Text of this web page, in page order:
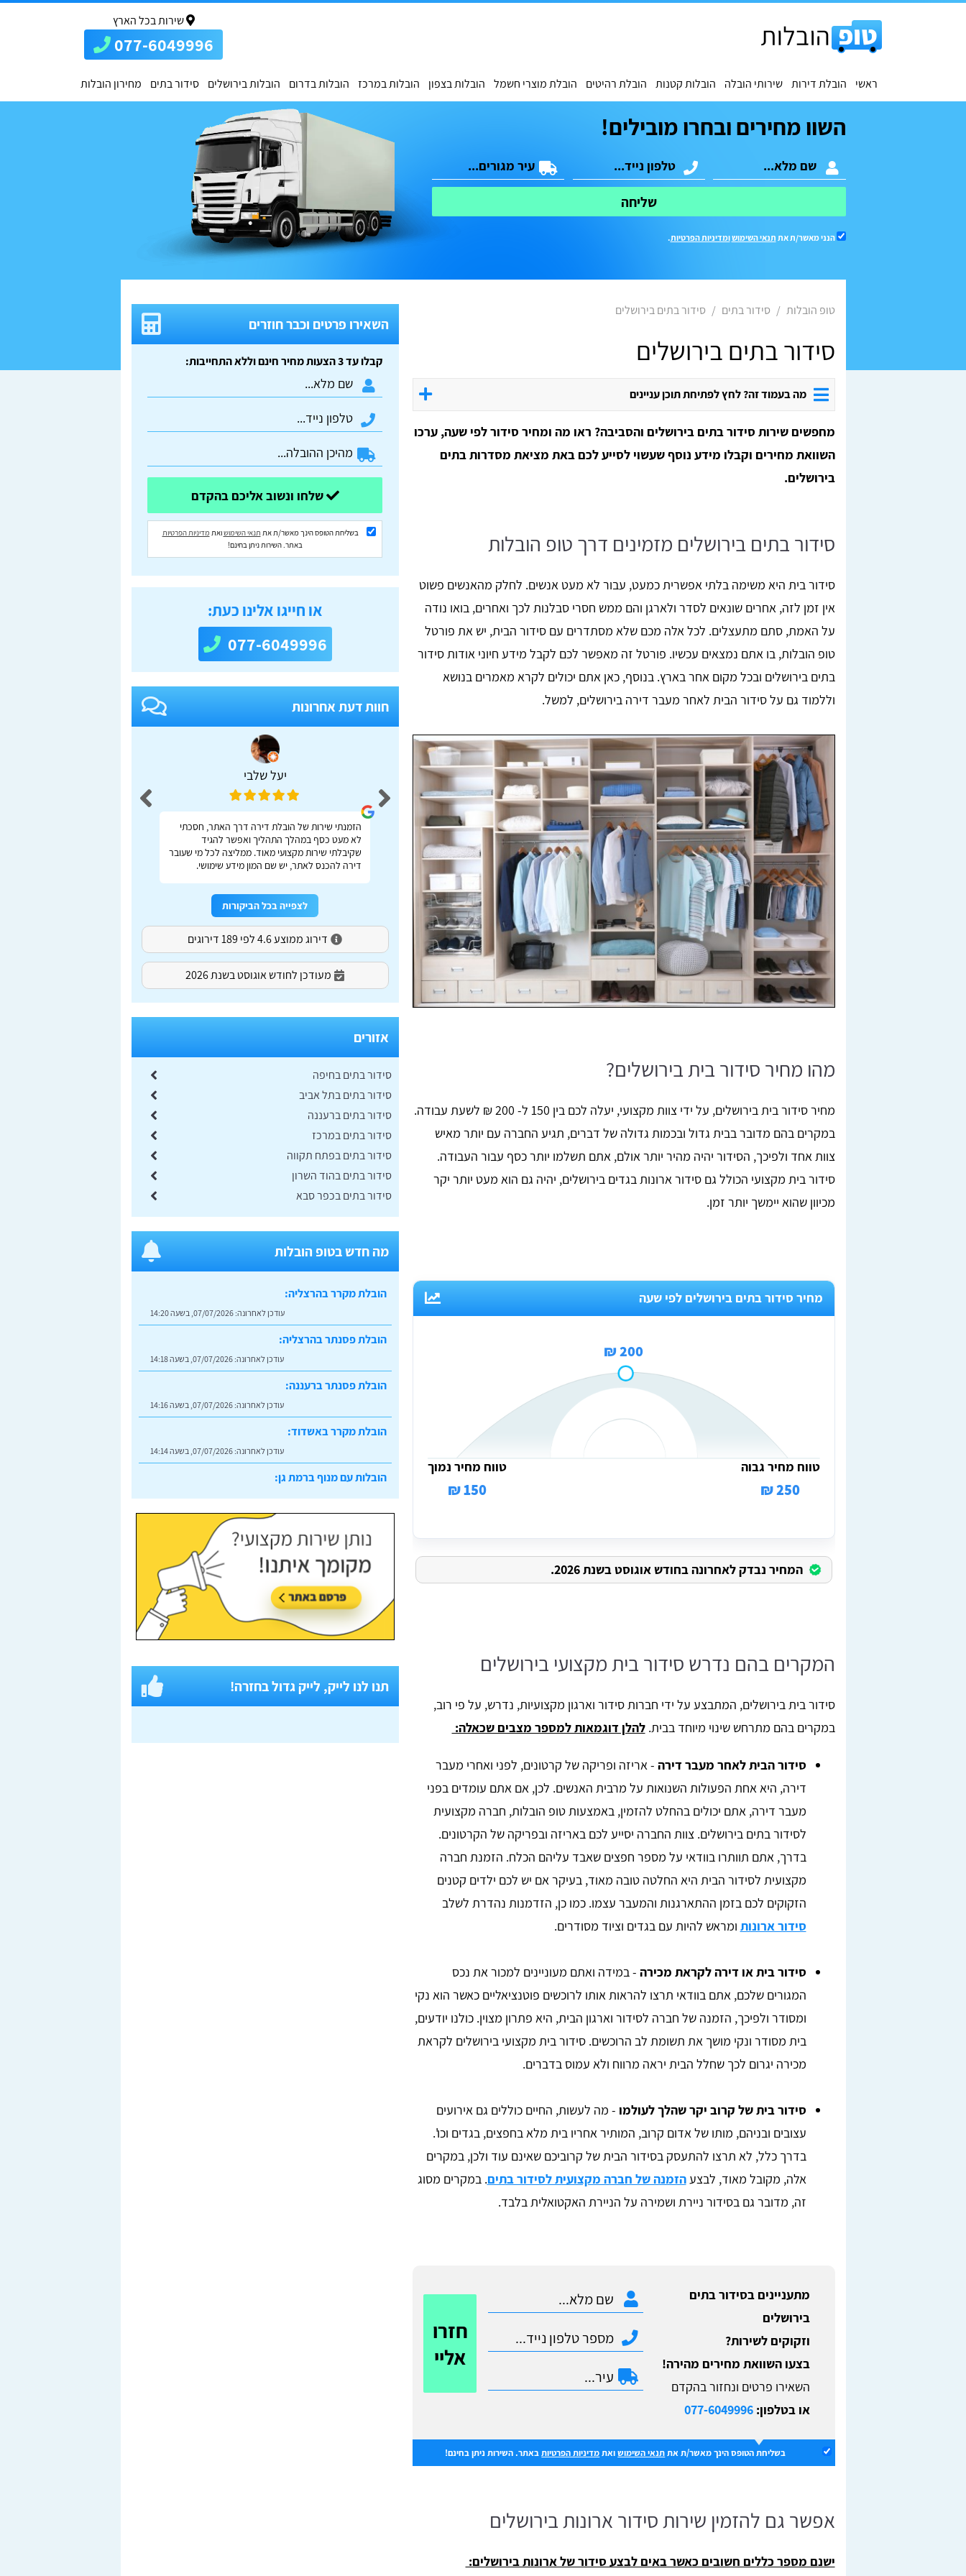
שירות בכל הארץ
077-6049996
ראשי הובלת דירות שירותי הובלה הובלות קטנות הובלת רהיטים הובלת מוצרי חשמל הובלות בצפון הובלות במרכז הובלות בדרום הובלות בירושלים סידור בתים מחירון הובלות
השוו מחירים ובחרו מובילים!
שליחה
הנני מאשר/ת את תנאי השימושומדיניות הפרטיות.
טופ הובלות סידור בתים סידור בתים בירושלים
סידור בתים בירושלים
מה בעמוד זה? לחץ לפתיחת תוכן עניינים
מחפשים שירות סידור בתים בירושלים והסביבה? ראו מה ומחיר סידור לפי שעה, ערכו
השוואת מחירים וקבלו מידע נוסף שעשוי לסייע לכם באת מציאת מסדרות בתים
בירושלים.
סידור בתים בירושלים מזמינים דרך טופ הובלות
סידור בית היא משימה בלתי אפשרית כמעט, עבור לא מעט אנשים. לחלק מהאנשים פשוט
אין זמן לזה, אחרים שונאים לסדר ולארגן והם ממש חסרי סבלנות לכך ואחרים, בואו נודה
על האמת, סתם מתעצלים. לכל אלה מכם שלא מסתדרים עם סידור הבית, יש את פורטל
טופ הובלות, בו אתם נמצאים עכשיו. פורטל זה מאפשר לכם לקבל מידע חיוני אודות סידור
בתים בירושלים ובכל מקום אחר בארץ. בנוסף, כאן אתם יכולים לקרא מאמרים בנושא
וללמוד גם על סידור הבית לאחר מעבר דירה בירושלים, למשל.
מהו מחיר סידור בית בירושלים?
מחיר סידור בית בירושלים, על ידי צוות מקצועי, יעלה לכם בין 150 ל- 200 ₪ לשעת עבודה.
במקרים בהם מדובר בבית גדול ובכמות גדולה של דברים, תגיע החברה עם יותר מאיש
צוות אחד ולפיכך, הסידור יהיה מהיר יותר אולם, אתם תשלמו יותר כסף עבור העבודה.
סידור בית מקצועי הכולל גם סידור ארונות בגדים בירושלים, יהיה גם הוא מעט יותר יקר
מכיוון שהוא יימשך יותר זמן.
מחיר סידור בתים בירושלים לפי שעה
200 ₪
טווח מחיר גבוה
250 ₪
טווח מחיר נמוך
150 ₪
המחיר נבדק לאחרונה בחודש אוגוסט בשנת 2026.
המקרים בהם נדרש סידור בית מקצועי בירושלים
סידור בית בירושלים, המתבצע על ידי חברות סידור וארגון מקצועיות, נדרש, על פי רוב,
במקרים בהם מתרחש שינוי מיוחד בבית.להלן דוגמאות למספר מצבים שכאלה:
סידור הבית לאחר מעבר דירה - אריזה ופריקה של קרטונים, לפני ואחרי מעבר
דירה, היא אחת הפעולות השנואות על מרבית האנשים. לכן, אם אתם עומדים בפני
מעבר דירה, אתם יכולים בהחלט להזמין, באמצעות טופ הובלות, חברה מקצועית
לסידור בתים בירושלים. צוות החברה יסייע לכם באריזה ובפריקה של הקרטונים.
בדרך, אתם תוותרו בוודאי על מספר חפצים שאבד עליהם הכלח. הזמנת חברה
מקצועית לסידור הבית היא החלטה טובה מאוד, בעיקר אם יש לכם ילדים קטנים
הזקוקים לכם בזמן ההתארגנות והמעבר עצמו. כמו כן, הזדמנות נהדרת לשלב
סידור ארונות ומראש להיות עם בגדים וציוד מסודרים.
סידור בית או דירה לקראת מכירה - במידה ואתם מעוניינים למכור את נכס
המגורים שלכם, אתם בוודאי תרצו להראות אותו לרוכשים פוטנציאליים כאשר הוא נקי
ומסודר ולפיכך, הזמנה של חברה לסידור וארגון הבית, היא פתרון מצוין. כולנו יודעים,
בית מסודר ונקי מושך את תשומת לב הרוכשים. סידור בית מקצועי בירושלים לקראת
מכירה יגרום לכך שחלל הבית יראה מרווח ולא עמוס בדברים.
סידור בית של קרוב יקר שהלך לעולמו - מה לעשות, החיים כוללים גם אירועים
עצובים ובניהם, מותו של אדום קרוב, המותיר אחריו בית מלא בחפצים, בגדים וכו'.
בדרך כלל, לא תרצו להתעסק בסידור הבית של קרוביכם שאינם עוד ולכן, במקרים
אלה, מקובל מאוד, לבצעהזמנה של חברה מקצועית לסידור בתים. במקרים מסוג
זה, מדובר גם בסידור ניירת ושמירה על הניירת האקטואלית בלבד.
מתעניינים בסידור בתים
בירושלים
וזקוקים לשירות?
בצעו השוואת מחירים מהירה!
השאירו פרטים ונחזור בהקדם
או בטלפון:077-6049996
חזרו
אליי
בשליחת הטופס הינך מאשר/ת אתתנאי השימושואתמדיניות הפרטיותבאתר. השירות ניתן בחינם!
אפשר גם להזמין שירות סידור ארונות בירושלים
ישנם מספר כללים חשובים כאשר באים לבצע סידור של ארונות בירושלים:
השאירו פרטים וכבר חוזרים
קבלו עד 3 הצעות מחיר חינם וללא התחייבות:
שלחו ונשוב אליכם בהקדם
בשליחת הטופס הינך מאשר/ת את תנאי השימושואת מדיניות הפרטיות
באתר. השירות ניתן בחינם!
או חייגו אלינו כעת:
077-6049996
חוות דעת אחרונות
יעל שלבי
הזמנתי שירות של הובלת דירה דרך האתר, חסכתי
לא מעט כסף במהלך התהליך ואפשר להגיד
שקיבלתי שירות מקצועי מאוד. ממליצה לכל מי שעובר
דירה להכנס לאתר, יש שם המון מידע שימושי.
Idan Shmuel
אתר מעולה להשוואת מחירי הובלות בכל הארץ תודה
רבה על העזרה!
Lior Yeshno
מצאתי מובילים מציינים דרך האתר טופ הובלות,
ממליצה בחום לכל מי שזקוק להובלה.
לצפייה בכל הביקורות
דירוג ממוצע 4.6 לפי 189 דירוגים
מעודכן לחודש אוגוסט בשנת 2026
אזורים
סידור בתים בחיפה
סידור בתים בתל אביב
סידור בתים ברעננה
סידור בתים במרכז
סידור בתים בפתח תקווה
סידור בתים בהוד השרון
סידור בתים בכפר סבא
מה חדש בטופ הובלות
הובלת מקרר בהרצליה:
עודכן לאחרונה:07/07/2026, בשעה 14:20
הובלת פסנתר בהרצליה:
עודכן לאחרונה:07/07/2026, בשעה 14:18
הובלת פסנתר ברעננה:
עודכן לאחרונה:07/07/2026, בשעה 14:16
הובלת מקרר באשדוד:
עודכן לאחרונה:07/07/2026, בשעה 14:14
הובלות עם מנוף ברמת גן:
עודכן לאחרונה:07/07/2026, בשעה 14:23
תנו לנו לייק, לייק גדול בחזרה!